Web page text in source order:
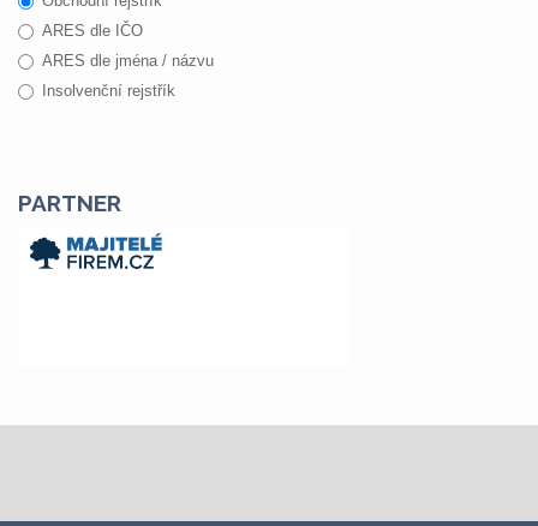
ARES dle IČO
ARES dle jména / názvu
Insolvenční rejstřík
PARTNER